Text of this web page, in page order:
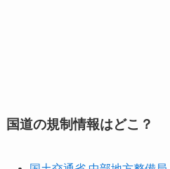
国道の規制情報はどこ？